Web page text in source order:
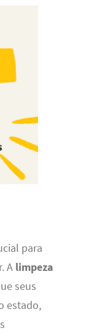
para
A limpeza
seus
estado,